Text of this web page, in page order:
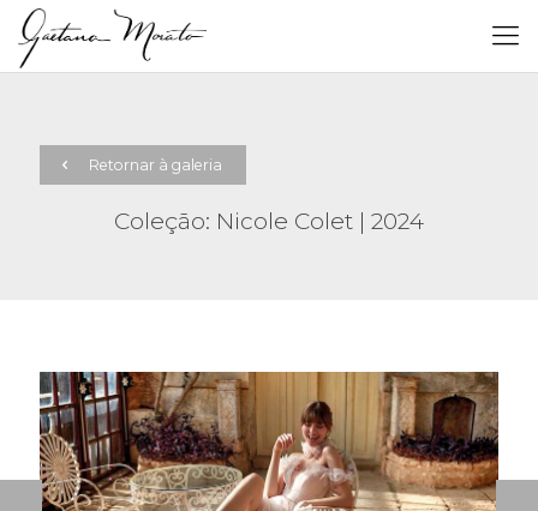
Retornar à galeria
Coleção: Nicole Colet | 2024